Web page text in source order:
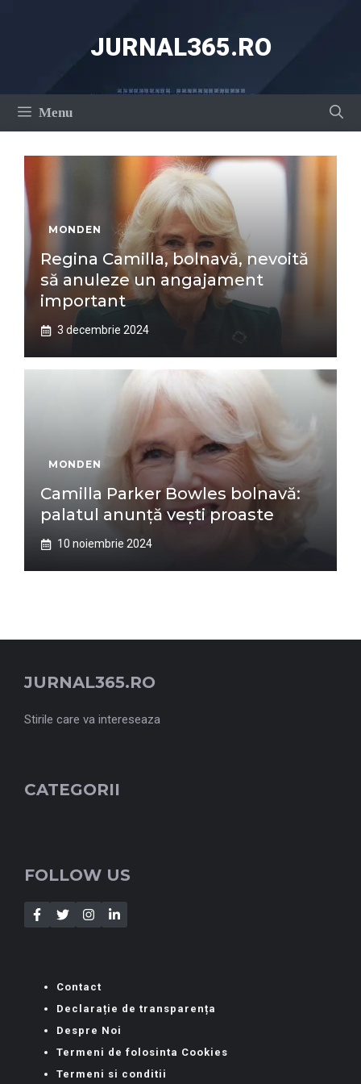
JURNAL365.RO
Menu
MONDEN
Regina Camilla, bolnavă, nevoită
să anuleze un angajament
important
3 decembrie 2024
MONDEN
Camilla Parker Bowles bolnavă:
palatul anunță vești proaste
10 noiembrie 2024
JURNAL365.RO
Stirile care va intereseaza
CATEGORII
FOLLOW US
Contact
Declarație de transparența
Despre Noi
Termeni de folosinta Cookies
Termeni si conditii